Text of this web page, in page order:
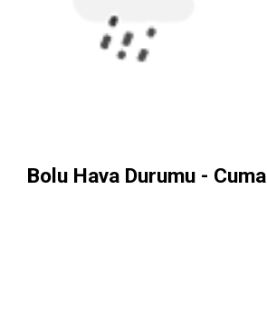
Bolu Hava Durumu - Cuma